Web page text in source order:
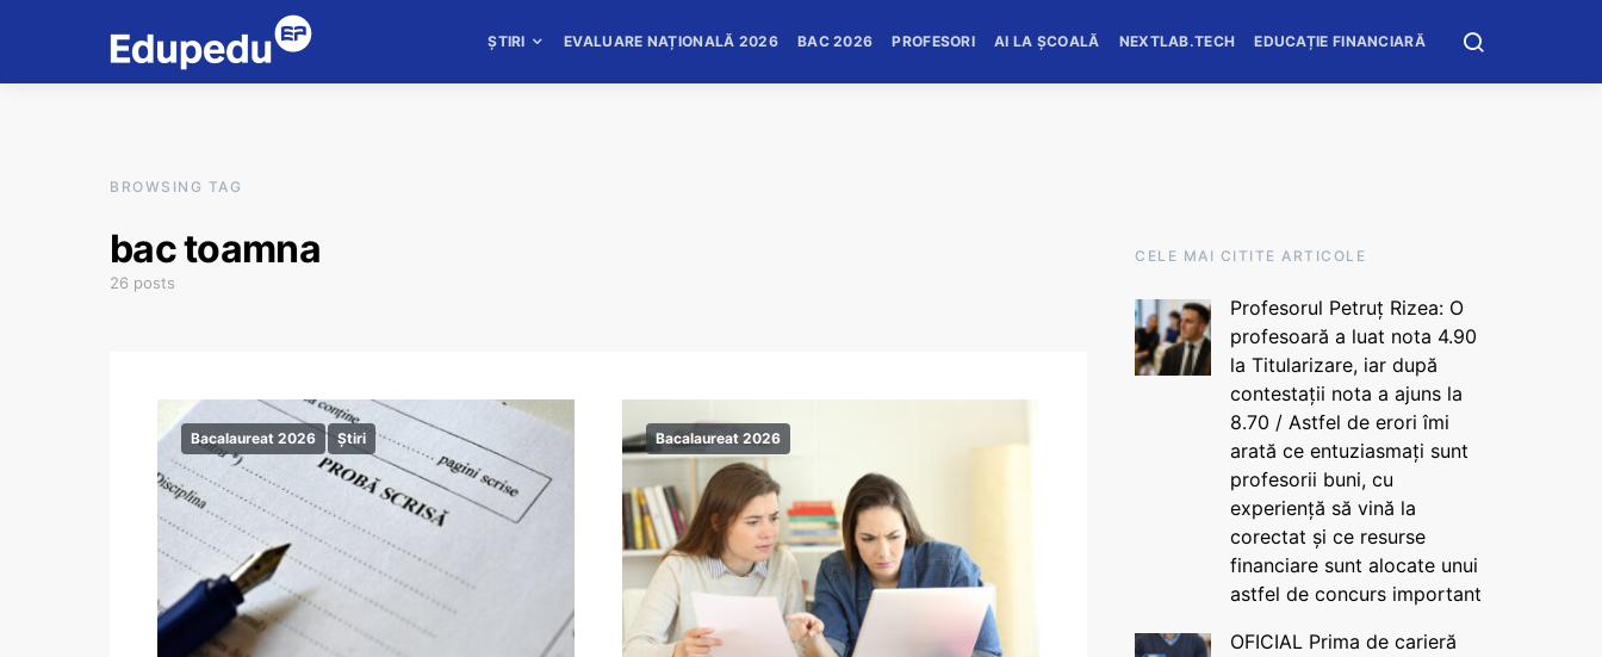
ȘTIRI EVALUARE NAȚIONALĂ 2026 BAC 2026 PROFESORI AI LA ȘCOALĂ NEXTLAB.TECH EDUCAȚIE FINANCIARĂ
BROWSING TAG
bac toamna
26 posts
Bacalaureat 2026 Știri Bacalaureat 2026
CELE MAI CITITE ARTICOLE
Profesorul Petruț Rizea: O
profesoară a luat nota 4.90
la Titularizare, iar după
contestații nota a ajuns la
8.70 / Astfel de erori îmi
arată ce entuziasmați sunt
profesorii buni, cu
experiență să vină la
corectat și ce resurse
financiare sunt alocate unui
astfel de concurs important
OFICIAL Prima de carieră